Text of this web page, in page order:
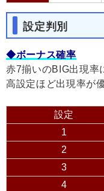
設定判別
◆ボーナス確率
赤7揃いのBIG出現率
高設定ほど出現率が
設定
1
2
3
4